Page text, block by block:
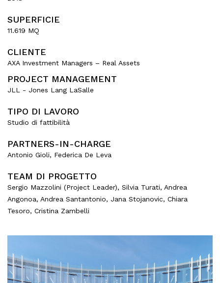
SUPERFICIE
11.619 MQ
CLIENTE
AXA Investment Managers – Real Assets
PROJECT MANAGEMENT
JLL - Jones Lang LaSalle
TIPO DI LAVORO
Studio di fattibilità
PARTNERS-IN-CHARGE
Antonio Gioli, Federica De Leva
TEAM DI PROGETTO
Sergio Mazzolini (Project Leader), Silvia Turati, Andrea
Angonoa, Andrea Santantonio, Jana Stojanovic, Chiara
Tesoro, Cristina Zambelli